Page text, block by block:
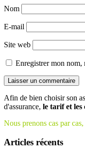
Nom
E-mail
Site web
Enregistrer mon nom,
Afin de bien choisir son
d'assurance, le tarif et les
Nous prenons cas par
Articles récents